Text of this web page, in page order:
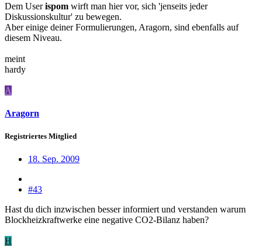
Dem Userispom wirft man hier vor, sich 'jenseits jeder
Diskussionskultur' zu bewegen.
Aber einige deiner Formulierungen, Aragorn, sind ebenfalls auf
diesem Niveau.
meint
hardy
A
Aragorn
Registriertes Mitglied
18. Sep. 2009
#43
Hast du dich inzwischen besser informiert und verstanden warum
Blockheizkraftwerke eine negative CO2-Bilanz haben?
H